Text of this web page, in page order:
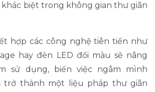
khác biệt trong không gian thư giãn
hợp các công nghệ tiên tiến như
hay đèn LED đổi màu sẽ nâng
sử dụng, biến việc ngâm mình
trở thành một liệu pháp thư giãn